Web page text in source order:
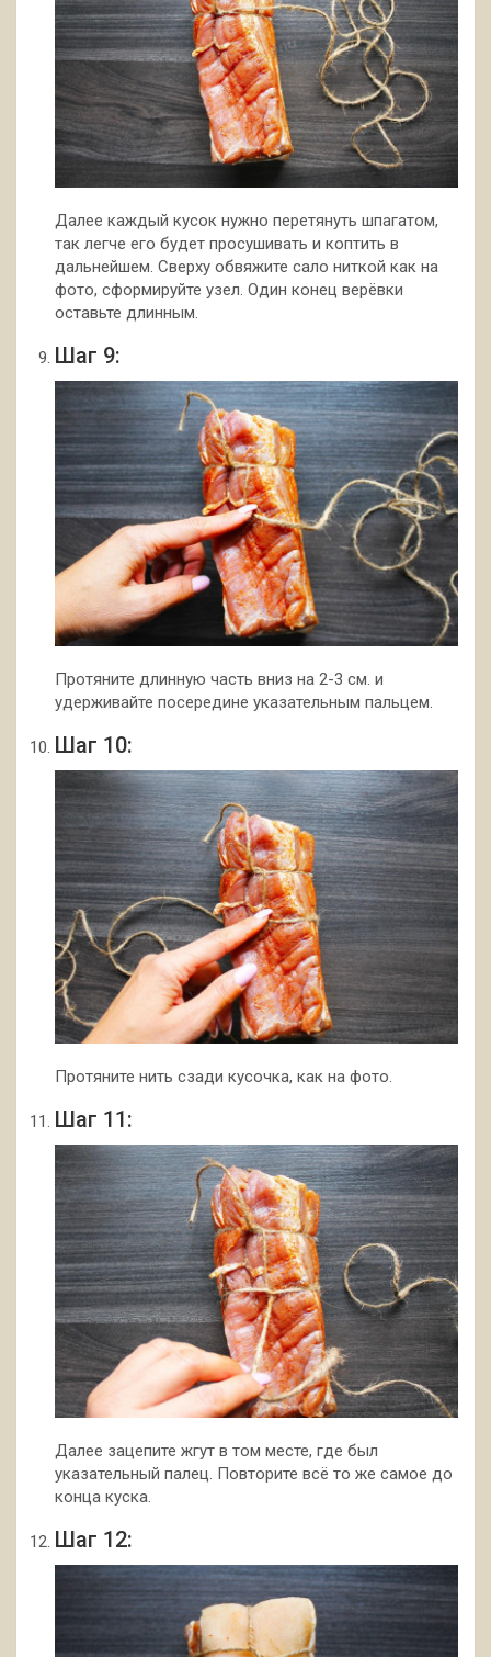
Далее каждый кусок нужно перетянуть шпагатом,
так легче его будет просушивать и коптить в
дальнейшем. Сверху обвяжите сало ниткой как на
фото, сформируйте узел. Один конец верёвки
оставьте длинным.
Шаг 9:
Протяните длинную часть вниз на 2-3 см. и
удерживайте посередине указательным пальцем.
Шаг 10:
Протяните нить сзади кусочка, как на фото.
Шаг 11:
Далее зацепите жгут в том месте, где был
указательный палец. Повторите всё то же самое до
конца куска.
Шаг 12: